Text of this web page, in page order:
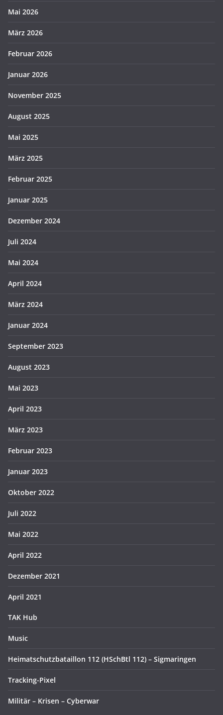
Mai 2026
März 2026
Februar 2026
Januar 2026
November 2025
August 2025
Mai 2025
März 2025
Februar 2025
Januar 2025
Dezember 2024
Juli 2024
Mai 2024
April 2024
März 2024
Januar 2024
September 2023
August 2023
Mai 2023
April 2023
März 2023
Februar 2023
Januar 2023
Oktober 2022
Juli 2022
Mai 2022
April 2022
Dezember 2021
April 2021
TAK Hub
Music
Heimatschutzbataillon 112 (HSchBtl 112) – Sigmaringen
Tracking-Pixel
Militär – Krisen – Cyberwar